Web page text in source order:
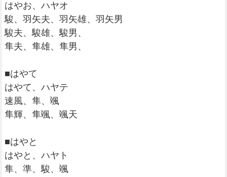
はやお、ハヤオ
駿、羽矢夫、羽矢雄、羽矢男
駿夫、駿雄、駿男、
隼夫、隼雄、隼男、
■はやて
はやて、ハヤテ
速風、隼、颯
隼輝、隼颯、颯天
■はやと
はやと、ハヤト
隼、準、駿、颯